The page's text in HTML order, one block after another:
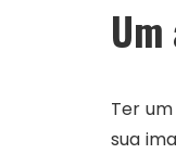
Ter
sua